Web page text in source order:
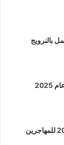
بالنرويج